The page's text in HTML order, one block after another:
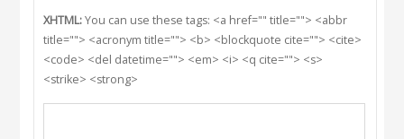
XHTML:You can use these tags: <a href="" title=""> <abbr
title=""> <acronym title=""> <b> <blockquote cite=""> <cite>
<code> <del datetime=""> <em> <i> <q cite=""> <s>
<strike> <strong>